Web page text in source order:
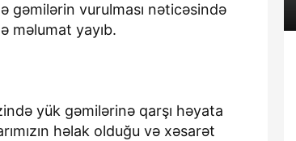
gəmilərin vurulması nəticəsində
məlumat yayıb.
yük gəmilərinə qarşı həyata
həlak olduğu və xəsarət